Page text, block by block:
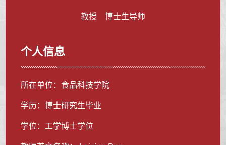
教授 博士生导师
个人信息
所在单位：食品科技学院
学历：博士研究生毕业
学位：工学博士学位